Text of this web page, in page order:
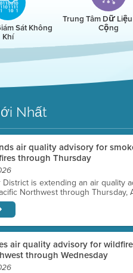
Sát Không
Khí
Trung Tâm Dữ
Cộng
Nhất
air quality advisory for
through Thursday
District is extending an air quality
Northwest through Thursday,
air quality advisory for
through Wednesday